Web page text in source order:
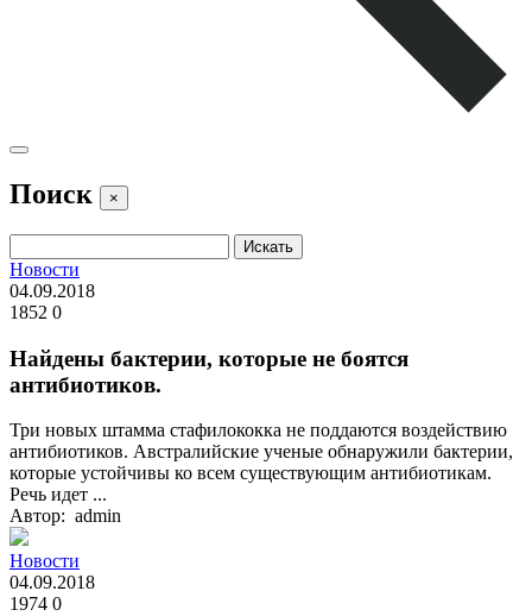
Поиск ×
Новости
04.09.2018
1852 0
Найдены бактерии, которые не боятся
антибиотиков.
Три новых штамма стафилококка не поддаются воздействию
антибиотиков. Австралийские ученые обнаружили бактерии,
которые устойчивы ко всем существующим антибиотикам.
Речь идет ...
Автор: admin
Новости
04.09.2018
1974 0